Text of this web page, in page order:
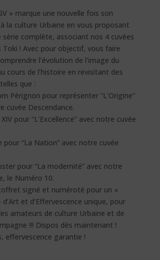
» marque une nouvelle fois son
la culture Urbaine en vous proposant
complète, associant nos 4 cuvées
Toki ! Avec pour objectif, vous faire
l’évolution de l’image du
cours de l’histoire en revisitant des
que :
Pérignon pour représenter “L’Origine”
cuvée Descendance.
pour “L’Excellence” avec notre cuvée
pour “La Nation” avec notre cuvée
pour “La modernité” avec notre
le Numéro 10.
signé et numéroté pour un «
et d’Effervescence unique, pour
amateurs de culture Urbaine et de
!!! Dispos dès maintenant !
effervescence garantie !